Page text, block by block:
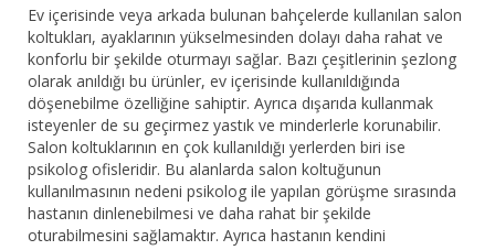
Masalar
Ev içerisinde veya arkada bulunan bahçelerde kullanılan salon
koltukları, ayaklarının yükselmesinden dolayı daha rahat ve
konforlu bir şekilde oturmayı sağlar. Bazı çeşitlerinin şezlong
olarak anıldığı bu ürünler, ev içerisinde kullanıldığında
döşenebilme özelliğine sahiptir. Ayrıca dışarıda kullanmak
isteyenler de su geçirmez yastık ve minderlerle korunabilir.
Salon koltuklarının en çok kullanıldığı yerlerden biri ise
psikolog ofisleridir. Bu alanlarda salon koltuğunun
kullanılmasının nedeni psikolog ile yapılan görüşme sırasında
hastanın dinlenebilmesi ve daha rahat bir şekilde
oturabilmesini sağlamaktır. Ayrıca hastanın kendini